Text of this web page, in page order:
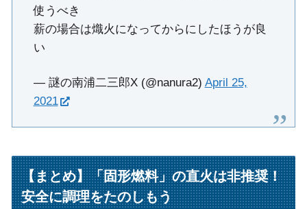
使うべき
薪の場合は熾火になってからにしたほうが良
い
— 謎の南浦二三郎X (@nanura2) April 25,
2021
【まとめ】「固形燃料」の直火は非推奨！
安全に調理をたのしもう